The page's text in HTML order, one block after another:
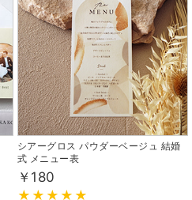
シアーグロス パウダーベージュ 結婚
式 メニュー表
￥180